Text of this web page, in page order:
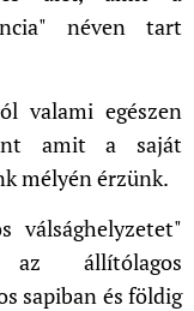
néven tart
valami egészen
amit a saját
mélyén érzünk.
válsághelyzetet"
állítólagos
sapiban és földig